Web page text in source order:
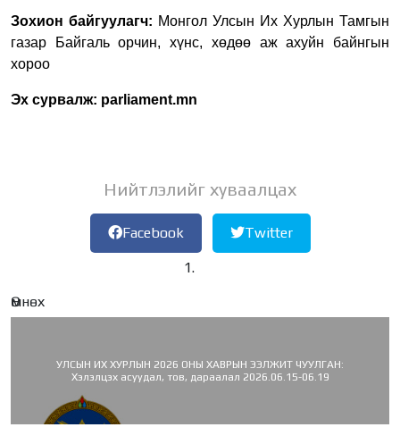
Зохион байгуулагч: Монгол Улсын Их Хурлын Тамгын
газар Байгаль орчин, хүнс, хөдөө аж ахуйн байнгын
хороо
Эх сурвалж: parliament.mn
Нийтлэлийг хуваалцах
Facebook Twitter
Өмнөх
УЛСЫН ИХ ХУРЛЫН 2026 ОНЫ ХАВРЫН ЭЭЛЖИТ ЧУУЛГАН:
Хэлэлцэх асуудал, тов, дараалал 2026.06.15-06.19